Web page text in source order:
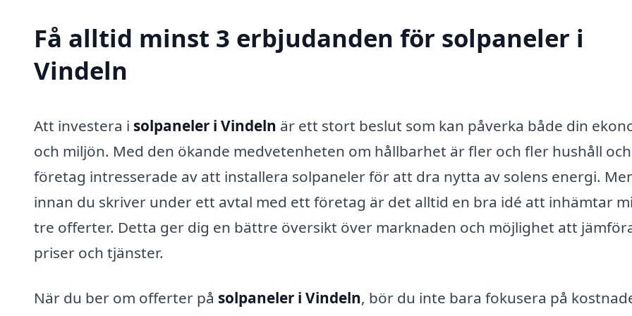
Få alltid minst 3 erbjudanden för solpaneler i
Vindeln
Att investera i solpaneler i Vindeln är ett stort beslut som kan påverka både din
och miljön. Med den ökande medvetenheten om hållbarhet är fler och fler hushåll och
företag intresserade av att installera solpaneler för att dra nytta av solens energi.
innan du skriver under ett avtal med ett företag är det alltid en bra idé att inhämtar
tre offerter. Detta ger dig en bättre översikt över marknaden och möjlighet att
priser och tjänster.
När du ber om offerter på solpaneler i Vindeln, bör du inte bara fokusera på